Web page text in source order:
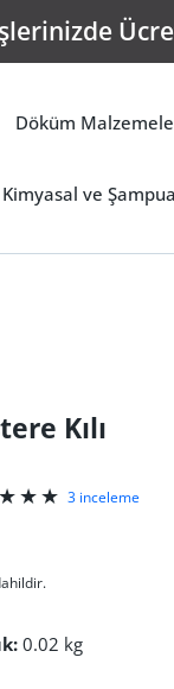
Döküm
Kimyasal ve
Kılı
3 inceleme
0.02 kg